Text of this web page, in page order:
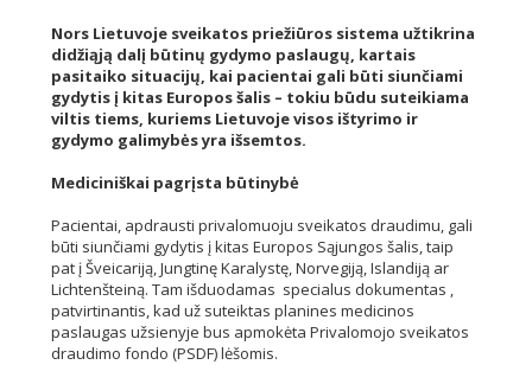
Nors Lietuvoje sveikatos priežiūros sistema užtikrina
didžiąją dalį būtinų gydymo paslaugų, kartais
pasitaiko situacijų, kai pacientai gali būti siunčiami
gydytis į kitas Europos šalis – tokiu būdu suteikiama
viltis tiems, kuriems Lietuvoje visos ištyrimo ir
gydymo galimybės yra išsemtos.
Mediciniškai pagrįsta būtinybė
Pacientai, apdrausti privalomuoju sveikatos draudimu, gali
būti siunčiami gydytis į kitas Europos Sąjungos šalis, taip
pat į Šveicariją, Jungtinę Karalystę, Norvegiją, Islandiją ar
Lichtenšteiną. Tam išduodamas specialus dokumentas ,
patvirtinantis, kad už suteiktas planines medicinos
paslaugas užsienyje bus apmokėta Privalomojo sveikatos
draudimo fondo (PSDF) lėšomis.